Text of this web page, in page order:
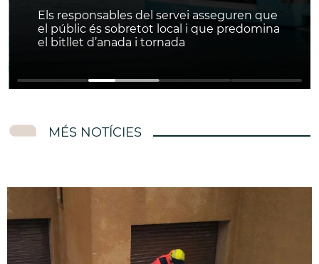
Els responsables del servei asseguren que
el públic és sobretot local i que predomina
el bitllet d’anada i tornada
MÉS NOTÍCIES